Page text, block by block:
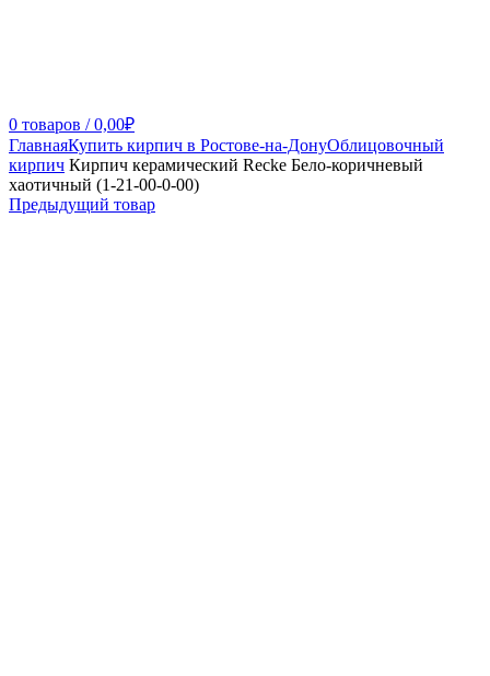
0 товаров / 0,00₽
ГлавнаяКупить кирпич в Ростове-на-ДонуОблицовочный
кирпич Кирпич керамический Recke Бело-коричневый
хаотичный (1-21-00-0-00)
Предыдущий товар